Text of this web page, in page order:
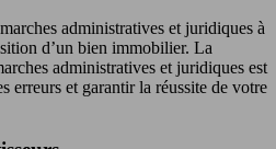
administratives et juridiques à
d’un bien immobilier. La
administratives et juridiques est
erreurs et garantir la réussite de votre